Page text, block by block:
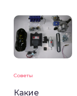
Советы
Какие